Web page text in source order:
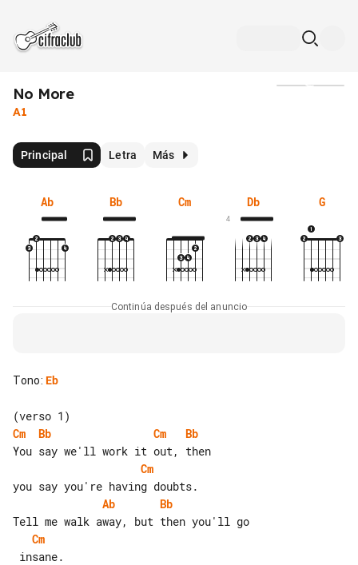
No More
A1
Principal Letra Más
Ab Bb Cm Db
4
G
Continúa después del anuncio
Tono: Eb
Cm
Bb Cm
Bb
Cm
Ab
Bb
Cm